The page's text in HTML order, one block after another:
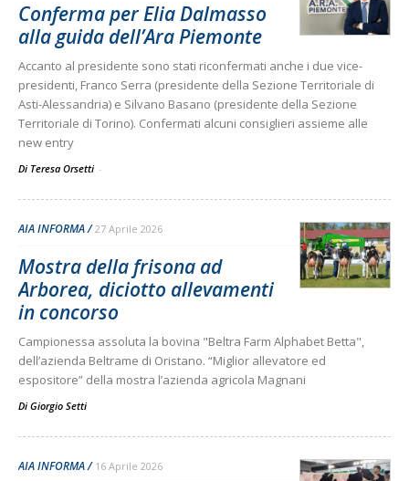
Conferma per Elia Dalmasso
alla guida dell’Ara Piemonte
Accanto al presidente sono stati riconfermati anche i due vice-
presidenti, Franco Serra (presidente della Sezione Territoriale di
Asti-Alessandria) e Silvano Basano (presidente della Sezione
Territoriale di Torino). Confermati alcuni consiglieri assieme alle
new entry
Di Teresa Orsetti -
AIA INFORMA 27 Aprile 2026
Mostra della frisona ad
Arborea, diciotto allevamenti
in concorso
Campionessa assoluta la bovina "Beltra Farm Alphabet Betta",
dell’azienda Beltrame di Oristano. “Miglior allevatore ed
espositore” della mostra l’azienda agricola Magnani
Di Giorgio Setti
AIA INFORMA 16 Aprile 2026